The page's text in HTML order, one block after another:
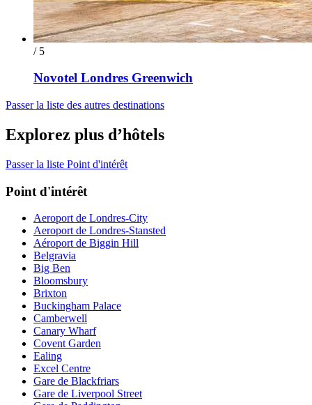
/ 5
Novotel Londres Greenwich
Passer la liste des autres destinations
Explorez plus d’hôtels
Passer la liste Point d'intérêt
Point d'intérêt
Aeroport de Londres-City
Aeroport de Londres-Stansted
Aéroport de Biggin Hill
Belgravia
Big Ben
Bloomsbury
Brixton
Buckingham Palace
Camberwell
Canary Wharf
Covent Garden
Ealing
Excel Centre
Gare de Blackfriars
Gare de Liverpool Street